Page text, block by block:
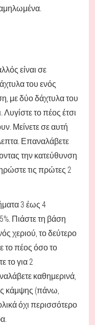
είναι σε
του ενός
με δύο δάχτυλα του
το πέος έτσι
Μείνετε σε αυτή
Επαναλάβετε
την κατεύθυνση
τις πρώτες 2
3 έως 4
Πιάστε τη βάση
χεριού, το δεύτερο
το πέος όσο το
το για 2
καθημερινά,
κάμψης (πάνω,
όχι περισσότερο